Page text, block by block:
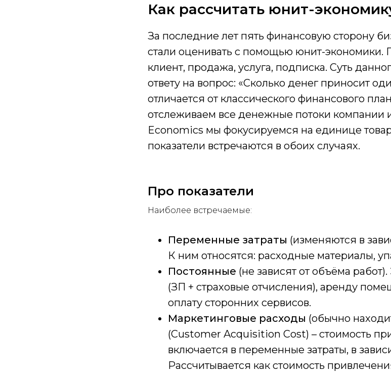
Как рассчитать юнит-
За последние лет пять финансовую сторону
стали оценивать с помощью юнит-экономики.
клиент, продажа, услуга, подписка. Суть
ответу на вопрос: «Сколько денег приносит
отличается от классического финансового
отслеживаем все денежные потоки компании
Economics мы фокусируемся на единице
показатели встречаются в обоих случаях.
Про показатели
Наиболее встречаемые:
Переменные затраты (изменяются в
К ним относятся: расходные материалы,
Постоянные (не зависят от объёма
(ЗП + страховые отчисления), аренду
оплату сторонних сервисов.
Маркетинговые расходы (обычно
(Customer Acquisition Cost) – стоимость
включается в переменные затраты, в
Рассчитывается как стоимость